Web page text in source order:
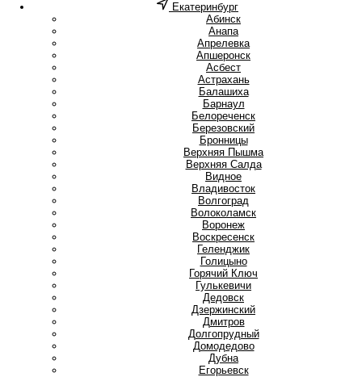
Екатеринбург
Абинск
Анапа
Апрелевка
Апшеронск
Асбест
Астрахань
Балашиха
Барнаул
Белореченск
Березовский
Бронницы
Верхняя Пышма
Верхняя Салда
Видное
Владивосток
Волгоград
Волоколамск
Воронеж
Воскресенск
Геленджик
Голицыно
Горячий Ключ
Гулькевичи
Дедовск
Дзержинский
Дмитров
Долгопрудный
Домодедово
Дубна
Егорьевск